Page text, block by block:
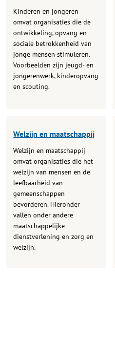
Kinderen en jongeren
omvat organisaties die de
ontwikkeling, opvang en
sociale betrokkenheid van
jonge mensen stimuleren.
Voorbeelden zijn jeugd- en
jongerenwerk, kinderopvang
en scouting.
Welzijn en maatschappij
Welzijn en maatschappij
omvat organisaties die het
welzijn van mensen en de
leefbaarheid van
gemeenschappen
bevorderen. Hieronder
vallen onder andere
maatschappelijke
dienstverlening en zorg en
welzijn.